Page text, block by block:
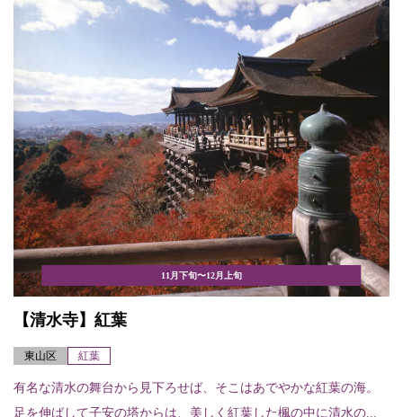
11月下旬〜12月上旬
【清水寺】紅葉
東山区 紅葉
有名な清水の舞台から見下ろせば、そこはあでやかな紅葉の海。
足を伸ばして子安の塔からは、美しく紅葉した楓の中に清水の...